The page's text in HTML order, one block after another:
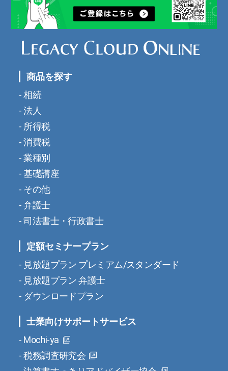
商品を探す
相続
法人
所得税
消費税
業種別
基礎講座
その他
弁護士
司法書士・行政書士
定額セミナープラン
見放題プラン プレミアム/スタンダード
見放題プラン 弁護士
ダウンロードプラン
士業向けサポートサービス
Mochi-ya
税務調査研究会